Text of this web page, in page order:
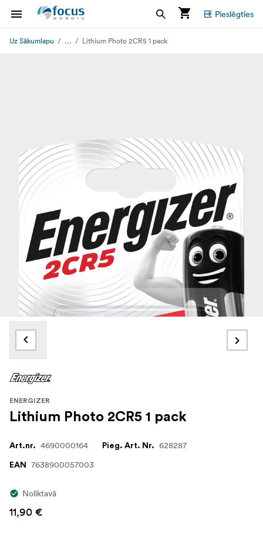
Pieslēgties
Uz Sākumlapu ... Lithium Photo 2CR5 1 pack
ENERGIZER
Lithium Photo 2CR5 1 pack
Art.nr. 4690000164 Pieg. Art. Nr. 628287
EAN 7638900057003
Noliktavā
11,90 €